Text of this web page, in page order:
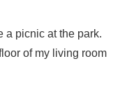
a picnic at the park.
of my living room